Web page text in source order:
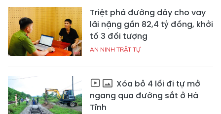
Triệt phá đường dây cho vay
lãi nặng gần 82,4 tỷ đồng, khởi
tố 3 đối tượng
AN NINH TRẬT TỰ
Xóa bỏ 4 lối đi tự mở
ngang qua đường sắt ở Hà
Tĩnh